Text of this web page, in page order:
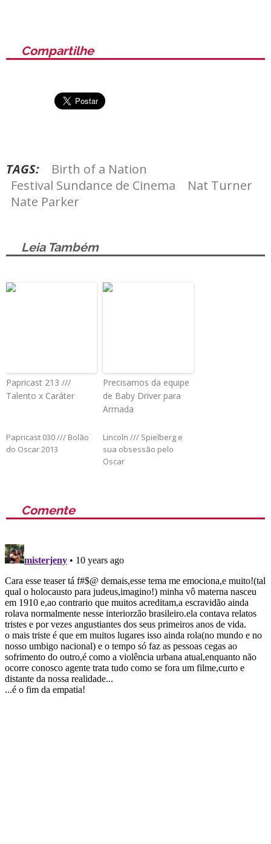
Compartilhe
TAGS:
Birth of a Nation
Festival Sundance de Cinema
Nat Turner
Nate Parker
Leia Também
Papricast 213 ///
Talento x Caráter
Precisamos da equipe
de Baby Driver para
Armada
Papricast 030 /// Bolão
do Oscar 2013
Lincoln /// Spielberg e
sua obsessão pelo
Oscar
Comente